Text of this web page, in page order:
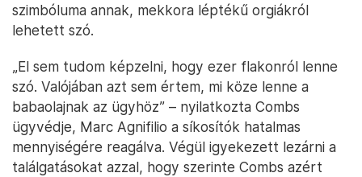
szimbóluma annak, mekkora léptékű orgiákról
lehetett szó.
„El sem tudom képzelni, hogy ezer flakonról lenne
szó. Valójában azt sem értem, mi köze lenne a
babaolajnak az ügyhöz” – nyilatkozta Combs
ügyvédje, Marc Agnifilio a síkosítók hatalmas
mennyiségére reagálva. Végül igyekezett lezárni a
találgatásokat azzal, hogy szerinte Combs azért